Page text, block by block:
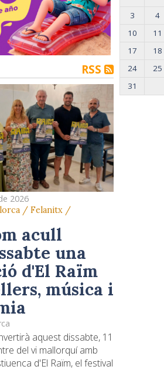
RSS
2026
/ Felanitx /
acull
una
d'El Raïm
música i
aquest dissabte, 11
del vi mallorquí amb
d'El Raïm, el festival
3
4
10
11
17
18
24
25
31